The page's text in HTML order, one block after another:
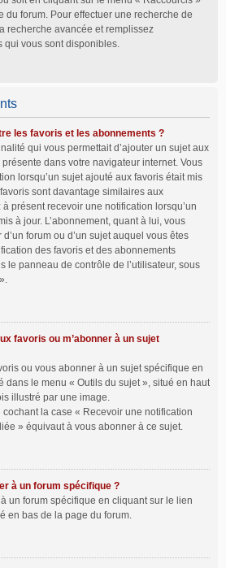
du forum. Pour effectuer une recherche de
recherche avancée et remplissez
qui vous sont disponibles.
les favoris et les abonnements ?
qui vous permettait d’ajouter un sujet aux
dans votre navigateur internet. Vous
lorsqu’un sujet ajouté aux favoris était mis
sont davantage similaires aux
présent recevoir une notification lorsqu’un
à jour. L’abonnement, quant à lui, vous
forum ou d’un sujet auquel vous êtes
des favoris et des abonnements
le panneau de contrôle de l’utilisateur, sous
favoris ou m’abonner à un sujet
ou vous abonner à un sujet spécifique en
dans le menu « Outils du sujet », situé en haut
illustré par une image.
la case « Recevoir une notification
» équivaut à vous abonner à ce sujet.
à un forum spécifique ?
un forum spécifique en cliquant sur le lien
en bas de la page du forum.